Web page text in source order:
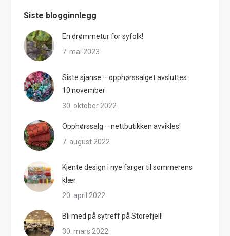
Siste blogginnlegg
En drømmetur for syfolk!
7. mai 2023
Siste sjanse – opphørssalget avsluttes
10.november
30. oktober 2022
Opphørssalg – nettbutikken avvikles!
7. august 2022
Kjente design i nye farger til sommerens
klær
20. april 2022
Bli med på sytreff på Storefjell!
30. mars 2022